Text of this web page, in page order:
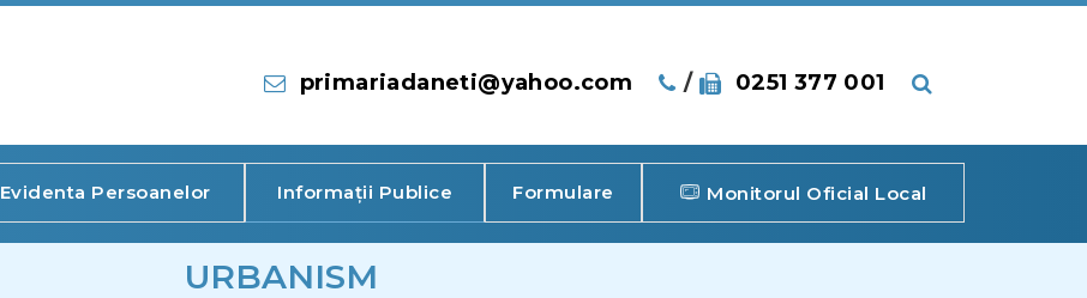
primariadaneti@yahoo.com / 0251 377 001
Evidenta Persoanelor Informații Publice Formulare Monitorul Oficial Local
URBANISM